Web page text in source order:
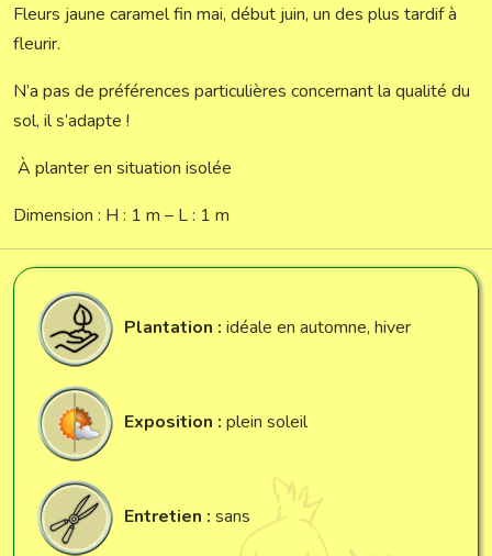
Fleurs jaune caramel fin mai, début juin, un des plus tardif à
fleurir.
N’a pas de préférences particulières concernant la qualité du
sol, il s’adapte !
À planter en situation isolée
Dimension : H : 1 m – L : 1 m
Plantation : idéale en automne, hiver
Exposition : plein soleil
Entretien : sans